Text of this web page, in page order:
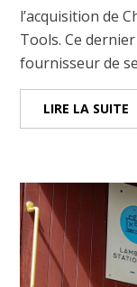
l’acquisition de
Tools. Ce
fournisseur de
LIRE LA SUITE